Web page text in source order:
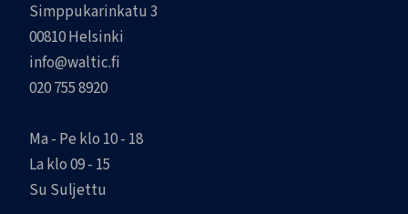
Simppukarinkatu 3
00810 Helsinki
info@waltic.fi
020 755 8920
Ma - Pe klo 10 - 18
La klo 09 - 15
Su Suljettu